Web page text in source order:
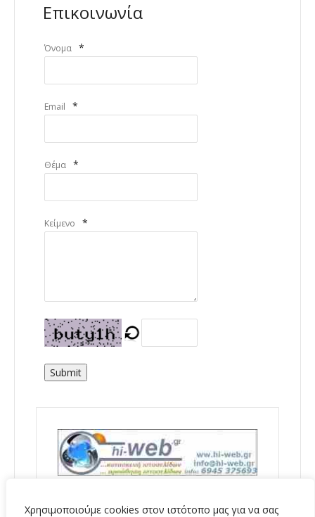
Χρησιμοποιούμε cookies στον ιστότοπο μας για να σας
Επικοινωνία
Όνομα *
Email *
Θέμα *
Κείμενο *
Submit